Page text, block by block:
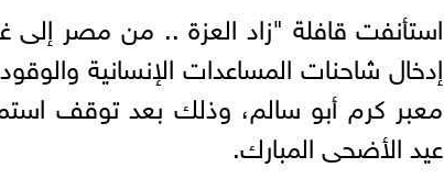
إدخال شاحنات المساعدات الإنسانية
معبر كرم أبو سالم، وذلك بعد توقف
عيد الأضحى المبارك.